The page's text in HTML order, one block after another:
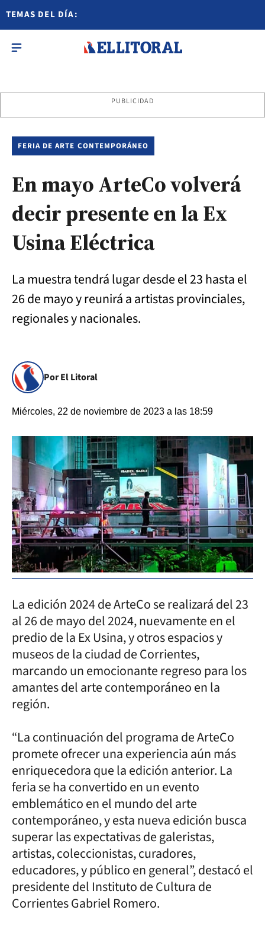
TEMAS DEL DÍA:
PUBLICIDAD
FERIA DE ARTE CONTEMPORÁNEO
En mayo ArteCo volverá
decir presente en la Ex
Usina Eléctrica
La muestra tendrá lugar desde el 23 hasta el
26 de mayo y reunirá a artistas provinciales,
regionales y nacionales.
Por El Litoral
Miércoles, 22 de noviembre de 2023 a las 18:59
La edición 2024 de ArteCo se realizará del 23
al 26 de mayo del 2024, nuevamente en el
predio de la Ex Usina, y otros espacios y
museos de la ciudad de Corrientes,
marcando un emocionante regreso para los
amantes del arte contemporáneo en la
región.
“La continuación del programa de ArteCo
promete ofrecer una experiencia aún más
enriquecedora que la edición anterior. La
feria se ha convertido en un evento
emblemático en el mundo del arte
contemporáneo, y esta nueva edición busca
superar las expectativas de galeristas,
artistas, coleccionistas, curadores,
educadores, y público en general”, destacó el
presidente del Instituto de Cultura de
Corrientes Gabriel Romero.